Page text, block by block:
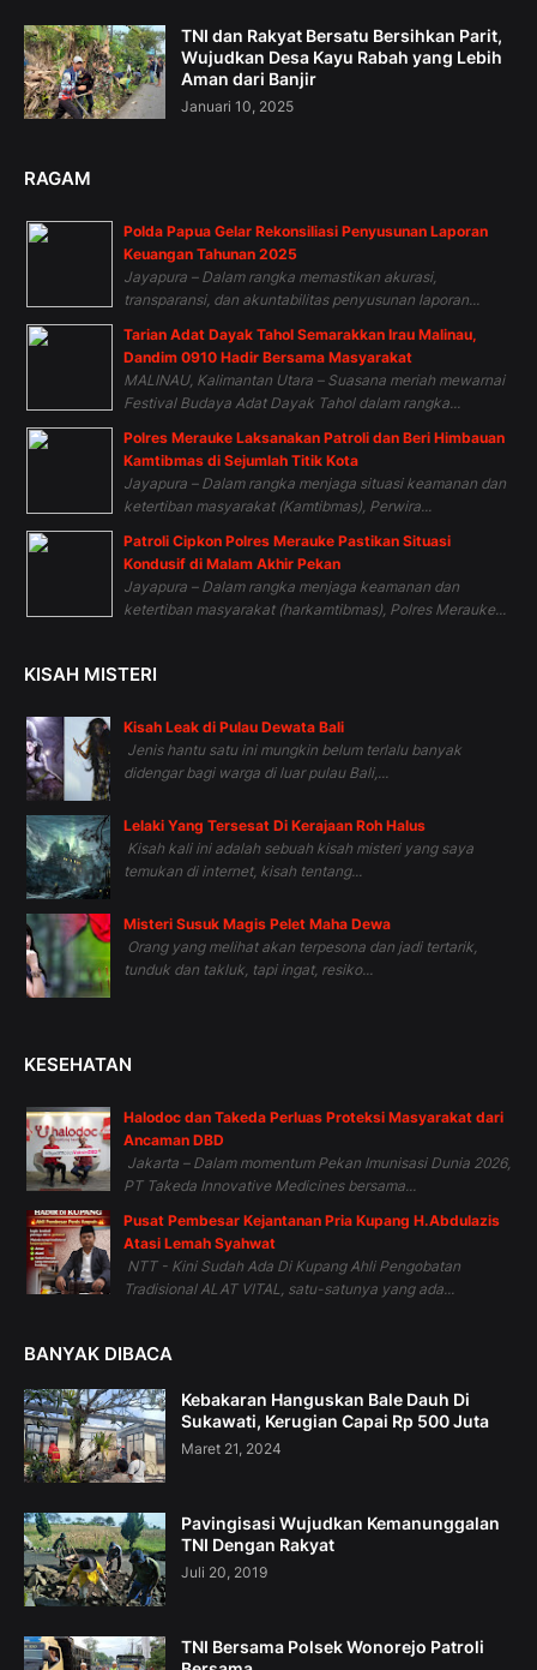
TNI dan Rakyat Bersatu Bersihkan Parit,
Wujudkan Desa Kayu Rabah yang Lebih
Aman dari Banjir
Januari 10, 2025
RAGAM
Polda Papua Gelar Rekonsiliasi Penyusunan Laporan
Keuangan Tahunan 2025
Jayapura – Dalam rangka memastikan akurasi,
transparansi, dan akuntabilitas penyusunan laporan...
Tarian Adat Dayak Tahol Semarakkan Irau Malinau,
Dandim 0910 Hadir Bersama Masyarakat
MALINAU, Kalimantan Utara – Suasana meriah mewarnai
Festival Budaya Adat Dayak Tahol dalam rangka...
Polres Merauke Laksanakan Patroli dan Beri Himbauan
Kamtibmas di Sejumlah Titik Kota
Jayapura – Dalam rangka menjaga situasi keamanan dan
ketertiban masyarakat (Kamtibmas), Perwira...
Patroli Cipkon Polres Merauke Pastikan Situasi
Kondusif di Malam Akhir Pekan
Jayapura – Dalam rangka menjaga keamanan dan
ketertiban masyarakat (harkamtibmas), Polres Merauke...
KISAH MISTERI
Kisah Leak di Pulau Dewata Bali
Jenis hantu satu ini mungkin belum terlalu banyak
didengar bagi warga di luar pulau Bali,...
Lelaki Yang Tersesat Di Kerajaan Roh Halus
Kisah kali ini adalah sebuah kisah misteri yang saya
temukan di internet, kisah tentang...
Misteri Susuk Magis Pelet Maha Dewa
Orang yang melihat akan terpesona dan jadi tertarik,
tunduk dan takluk, tapi ingat, resiko...
KESEHATAN
Halodoc dan Takeda Perluas Proteksi Masyarakat dari
Ancaman DBD
Jakarta – Dalam momentum Pekan Imunisasi Dunia 2026,
PT Takeda Innovative Medicines bersama...
Pusat Pembesar Kejantanan Pria Kupang H.Abdulazis
Atasi Lemah Syahwat
NTT - Kini Sudah Ada Di Kupang Ahli Pengobatan
Tradisional ALAT VITAL, satu-satunya yang ada...
BANYAK DIBACA
Kebakaran Hanguskan Bale Dauh Di
Sukawati, Kerugian Capai Rp 500 Juta
Maret 21, 2024
Pavingisasi Wujudkan Kemanunggalan
TNI Dengan Rakyat
Juli 20, 2019
TNI Bersama Polsek Wonorejo Patroli